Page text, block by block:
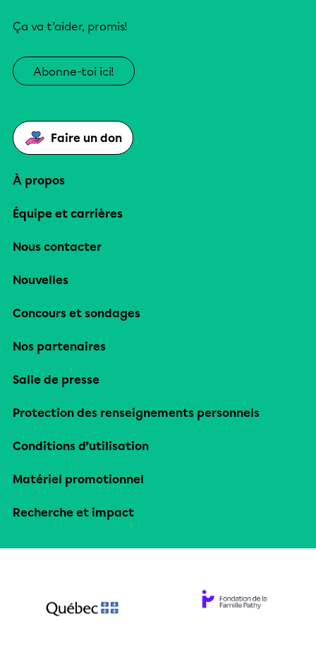
Ça va t’aider, promis!
Abonne-toi ici!
Faire un don
À propos
Équipe et carrières
Nous contacter
Nouvelles
Concours et sondages
Nos partenaires
Salle de presse
Protection des renseignements personnels
Conditions d’utilisation
Matériel promotionnel
Recherche et impact